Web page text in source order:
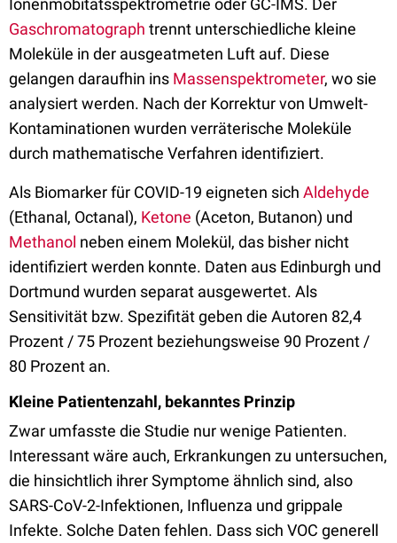
Ionenmobitätsspektrometrie oder GC-IMS. Der
Gaschromatograph trennt unterschiedliche kleine
Moleküle in der ausgeatmeten Luft auf. Diese
gelangen daraufhin ins Massenspektrometer, wo sie
analysiert werden. Nach der Korrektur von Umwelt-
Kontaminationen wurden verräterische Moleküle
durch mathematische Verfahren identifiziert.
Als Biomarker für COVID-19 eigneten sich Aldehyde
(Ethanal, Octanal), Ketone (Aceton, Butanon) und
Methanol neben einem Molekül, das bisher nicht
identifiziert werden konnte. Daten aus Edinburgh und
Dortmund wurden separat ausgewertet. Als
Sensitivität bzw. Spezifität geben die Autoren 82,4
Prozent / 75 Prozent beziehungsweise 90 Prozent /
80 Prozent an.
Kleine Patientenzahl, bekanntes Prinzip
Zwar umfasste die Studie nur wenige Patienten.
Interessant wäre auch, Erkrankungen zu untersuchen,
die hinsichtlich ihrer Symptome ähnlich sind, also
SARS-CoV-2-Infektionen, Influenza und grippale
Infekte. Solche Daten fehlen. Dass sich VOC generell